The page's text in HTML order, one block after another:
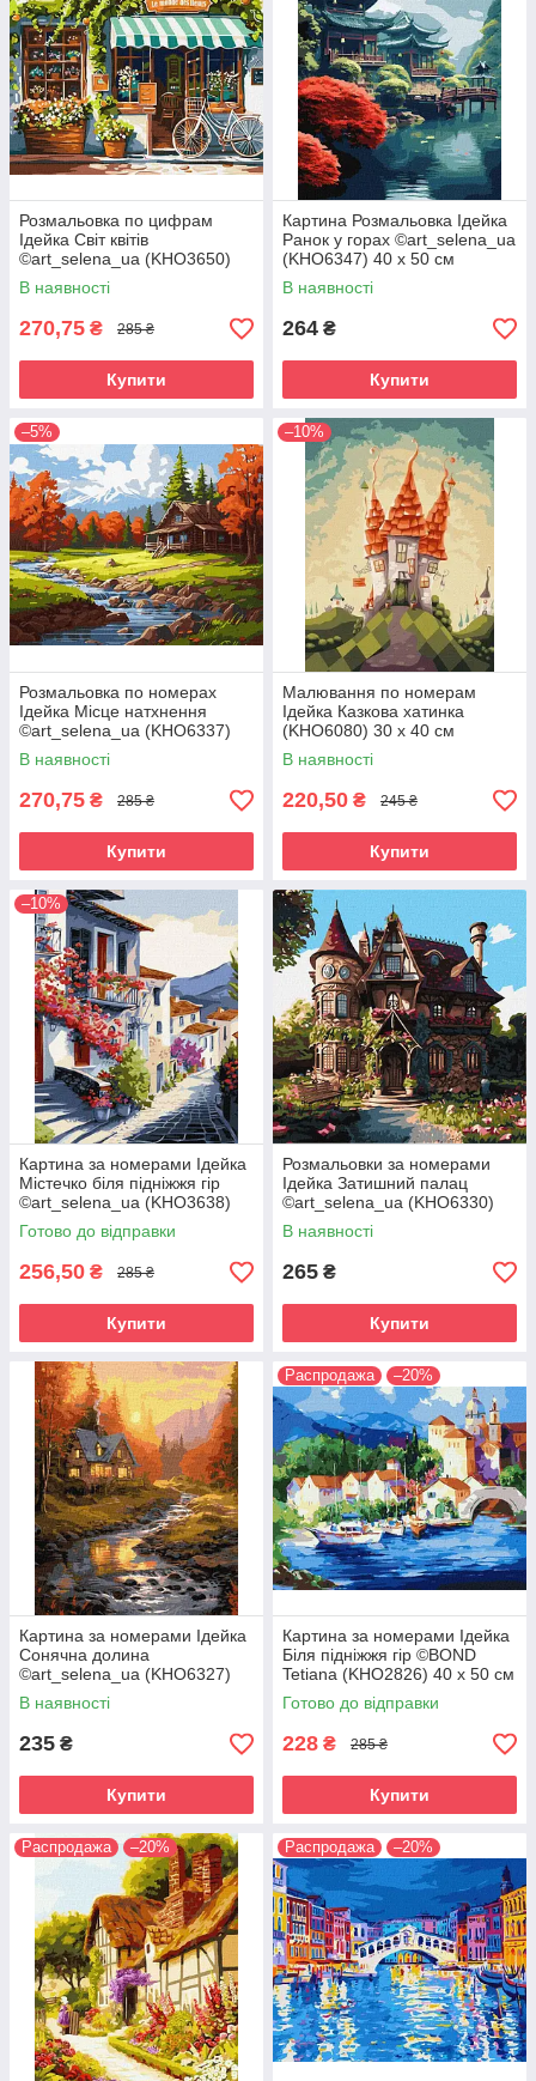
Розмальовка по цифрам
Ідейка Світ квітів
©art_selena_ua (KHO3650)
40 х 50 см
В наявності
270,75 ₴ 285 ₴
Купити
Картина Розмальовка Ідейка
Ранок у горах ©art_selena_ua
(KHO6347) 40 х 50 см
В наявності
264 ₴
Купити
–5%
Розмальовка по номерах
Ідейка Місце натхнення
©art_selena_ua (KHO6337)
40 х 50 см
В наявності
270,75 ₴ 285 ₴
Купити
–10%
Малювання по номерам
Ідейка Казкова хатинка
(KHO6080) 30 х 40 см
В наявності
220,50 ₴ 245 ₴
Купити
–10%
Картина за номерами Ідейка
Містечко біля підніжжя гір
©art_selena_ua (KHO3638)
40 х 50 см
Готово до відправки
256,50 ₴ 285 ₴
Купити
Розмальовки за номерами
Ідейка Затишний палац
©art_selena_ua (KHO6330)
40 х 40 см
В наявності
265 ₴
Купити
Картина за номерами Ідейка
Сонячна долина
©art_selena_ua (KHO6327)
40 х 50 см
В наявності
235 ₴
Купити
Распродажа –20%
Картина за номерами Ідейка
Біля підніжжя гір ©BOND
Tetiana (KHO2826) 40 х 50 см
Готово до відправки
228 ₴ 285 ₴
Купити
Распродажа –20% Распродажа –20%